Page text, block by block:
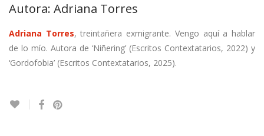
Autora: Adriana Torres
Adriana Torres, treintañera exmigrante. Vengo aquí a hablar
de lo mío. Autora de ‘Niñering’ (Escritos Contextatarios, 2022) y
‘Gordofobia’ (Escritos Contextatarios, 2025).